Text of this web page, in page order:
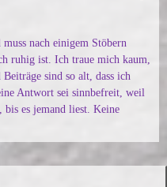
nach einigem Stöbern
ruhig ist. Ich traue mich kaum,
sind so alt, dass ich
Antwort sei sinnbefreit, weil
bis es jemand liest. Keine